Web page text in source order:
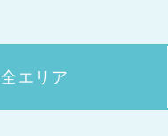
全エリア